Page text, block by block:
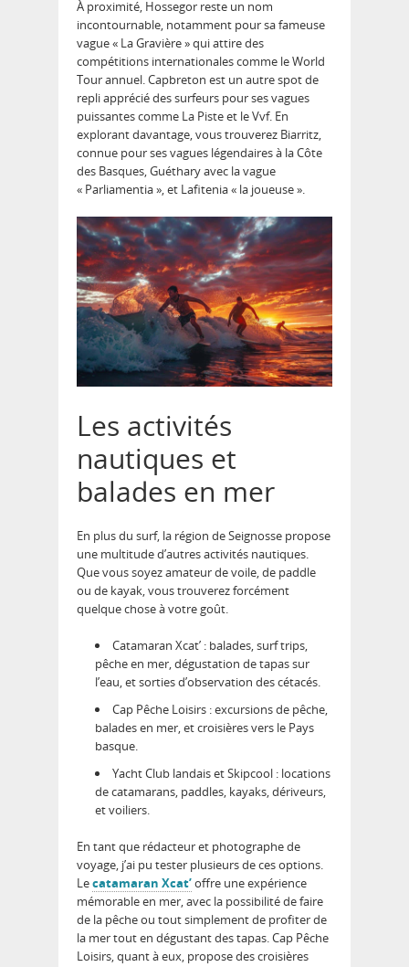
À proximité, Hossegor reste un nom
incontournable, notamment pour sa fameuse
vague « La Gravière » qui attire des
compétitions internationales comme le World
Tour annuel. Capbreton est un autre spot de
repli apprécié des surfeurs pour ses vagues
puissantes comme La Piste et le Vvf. En
explorant davantage, vous trouverez Biarritz,
connue pour ses vagues légendaires à la Côte
des Basques, Guéthary avec la vague
« Parliamentia », et Lafitenia « la joueuse ».
Les activités
nautiques et
balades en mer
En plus du surf, la région de Seignosse propose
une multitude d’autres activités nautiques.
Que vous soyez amateur de voile, de paddle
ou de kayak, vous trouverez forcément
quelque chose à votre goût.
Catamaran Xcat’ : balades, surf trips,
pêche en mer, dégustation de tapas sur
l’eau, et sorties d’observation des cétacés.
Cap Pêche Loisirs : excursions de pêche,
balades en mer, et croisières vers le Pays
basque.
Yacht Club landais et Skipcool : locations
de catamarans, paddles, kayaks, dériveurs,
et voiliers.
En tant que rédacteur et photographe de
voyage, j’ai pu tester plusieurs de ces options.
Lecatamaran Xcat’offre une expérience
mémorable en mer, avec la possibilité de faire
de la pêche ou tout simplement de profiter de
la mer tout en dégustant des tapas. Cap Pêche
Loisirs, quant à eux, propose des croisières